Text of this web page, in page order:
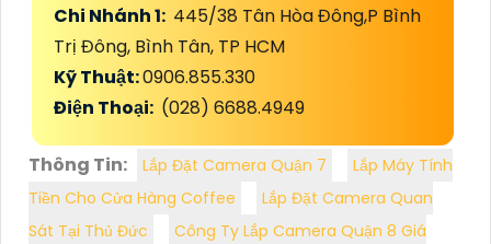
Chi Nhánh 1: 445/38 Tân Hòa Đông,P Bình
Trị Đông, Bình Tân, TP HCM
Kỹ Thuật:0906.855.330
Điện Thoại: (028) 6688.4949
Thông Tin: Lắp Đặt Camera Quận 7
Lắp Máy Tính
Tiền Cho Cửa Hàng Coffee
Lắp Đặt Camera Quan
Sát Tại Thủ Đức
Công Ty Lắp Camera Quận 8 Giá